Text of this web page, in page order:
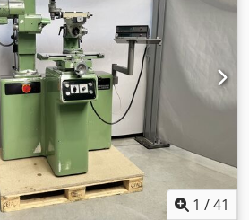
9.650 kg
, Spindeldrehzahl
(max.):20.000 U/min
1.615 h , Kühlmittelzufuhr:
, Anzahl der Steckplätze im
, Eingangsspannung:400 V
, Art des
, Ausstattung:
Drehzahl stufenlos
, Maschine in einem Sehr guten
Adozaqz De Sjk
1 /41